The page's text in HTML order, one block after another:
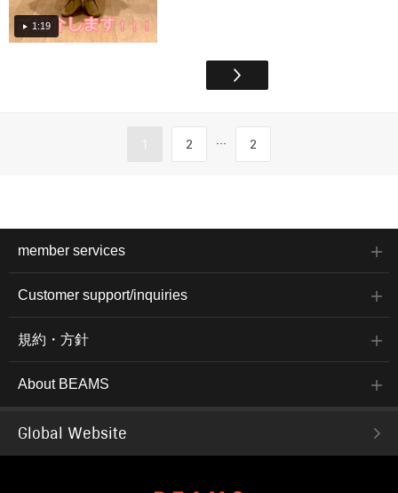
1:19
1 2 ... 2
member services
Customer support/inquiries
規約・方針
About BEAMS
Global Website